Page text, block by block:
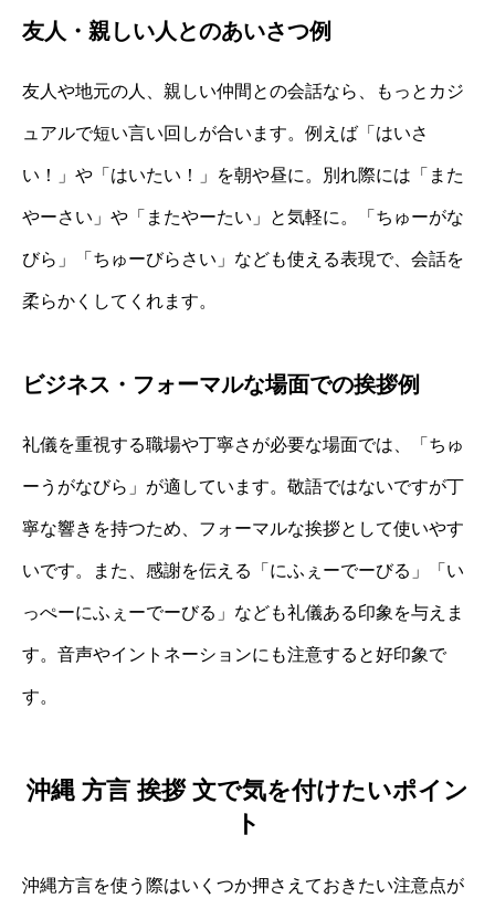
友人・親しい人とのあいさつ例
友人や地元の人、親しい仲間との会話なら、もっとカジ
ュアルで短い言い回しが合います。例えば「はいさ
い！」や「はいたい！」を朝や昼に。別れ際には「また
やーさい」や「またやーたい」と気軽に。「ちゅーがな
びら」「ちゅーびらさい」なども使える表現で、会話を
柔らかくしてくれます。
ビジネス・フォーマルな場面での挨拶例
礼儀を重視する職場や丁寧さが必要な場面では、「ちゅ
ーうがなびら」が適しています。敬語ではないですが丁
寧な響きを持つため、フォーマルな挨拶として使いやす
いです。また、感謝を伝える「にふぇーでーびる」「い
っぺーにふぇーでーびる」なども礼儀ある印象を与えま
す。音声やイントネーションにも注意すると好印象で
す。
沖縄 方言 挨拶 文で気を付けたいポイン
ト
沖縄方言を使う際はいくつか押さえておきたい注意点が